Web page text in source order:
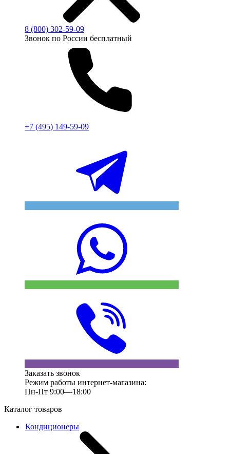
8 (800) 302-59-09
Звонок по России бесплатный
+7 (495) 149-59-09
Заказать звонок
Режим работы интернет-магазина:
Пн-Пт 9:00—18:00
Каталог товаров
Кондиционеры